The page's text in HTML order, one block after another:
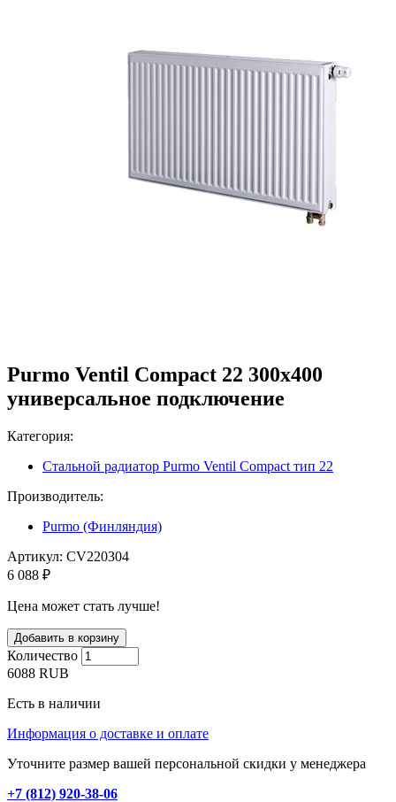
Purmo Ventil Compact 22 300х400
универсальное подключение
Категория:
Стальной радиатор Purmo Ventil Compact тип 22
Производитель:
Purmo (Финляндия)
Артикул: CV220304
6 088 ₽
Цена может стать лучше!
Количество
6088 RUB
Есть в наличии
Информация о доставке и оплате
Уточните размер вашей персональной скидки у менеджера
+7 (812) 920-38-06